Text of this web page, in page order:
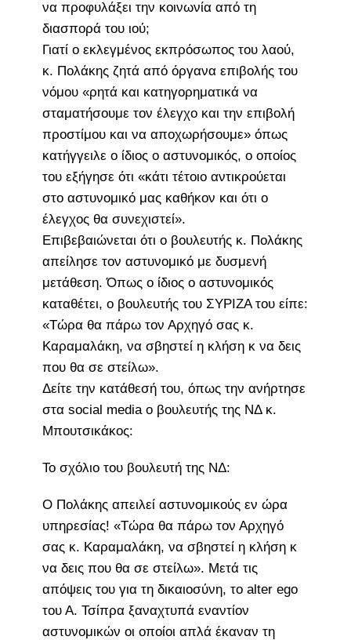
να προφυλάξει την κοινωνία από τη
διασπορά του ιού;
Γιατί ο εκλεγμένος εκπρόσωπος του λαού,
κ. Πολάκης ζητά από όργανα επιβολής του
νόμου «ρητά και κατηγορηματικά να
σταματήσουμε τον έλεγχο και την επιβολή
προστίμου και να αποχωρήσουμε» όπως
κατήγγειλε ο ίδιος ο αστυνομικός, ο οποίος
του εξήγησε ότι «κάτι τέτοιο αντικρούεται
στο αστυνομικό μας καθήκον και ότι ο
έλεγχος θα συνεχιστεί».
Επιβεβαιώνεται ότι ο βουλευτής κ. Πολάκης
απείλησε τον αστυνομικό με δυσμενή
μετάθεση. Όπως ο ίδιος ο αστυνομικός
καταθέτει, ο βουλευτής του ΣΥΡΙΖΑ του είπε:
«Τώρα θα πάρω τον Αρχηγό σας κ.
Καραμαλάκη, να σβηστεί η κλήση κ να δεις
που θα σε στείλω».
Δείτε την κατάθεσή του, όπως την ανήρτησε
στα social media ο βουλευτής της ΝΔ κ.
Μπουτσικάκος:
Το σχόλιο του βουλευτή της ΝΔ:
Ο Πολάκης απειλεί αστυνομικούς εν ώρα
υπηρεσίας! «Τώρα θα πάρω τον Αρχηγό
σας κ. Καραμαλάκη, να σβηστεί η κλήση κ
να δεις που θα σε στείλω». Μετά τις
απόψεις του για τη δικαιοσύνη, το alter ego
του Α. Τσίπρα ξαναχτυπά εναντίον
αστυνομικών οι οποίοι απλά έκαναν τη